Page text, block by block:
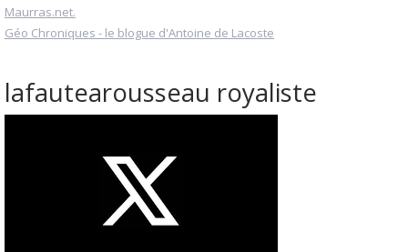
Maurras.net.
Géo Chroniques - le blogue d'Antoine de Lacoste
lafautearousseau royaliste